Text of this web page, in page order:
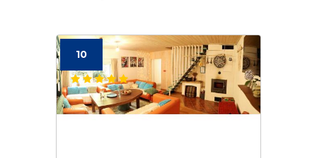
10